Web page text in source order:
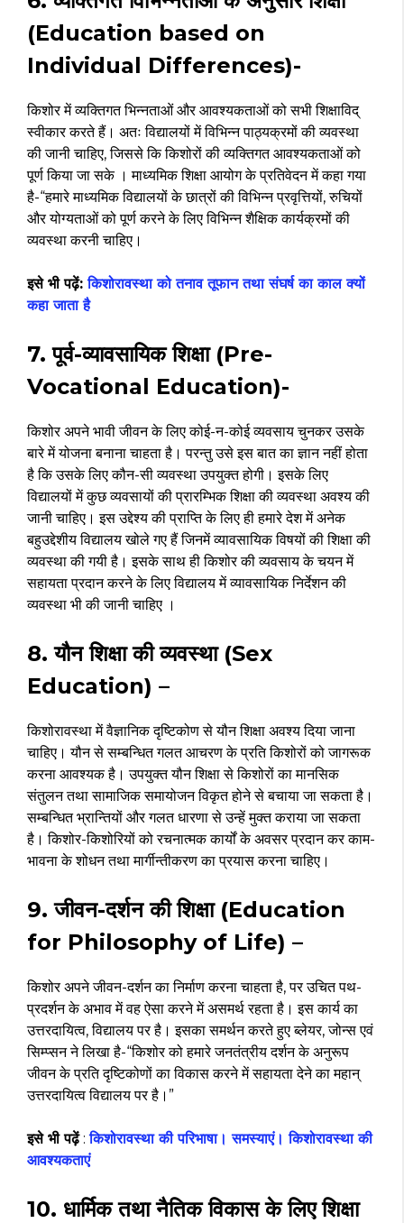
(Education based on
Individual Differences)-
किशोर में व्यक्तिगत भिन्नताओं और आवश्यकताओं को सभी शिक्षाविद्
स्वीकार करते हैं। अतः विद्यालयों में विभिन्न पाठ्यक्रमों की व्यवस्था
की जानी चाहिए, जिससे कि किशोरों की व्यक्तिगत आवश्यकताओं को
पूर्ण किया जा सके । माध्यमिक शिक्षा आयोग के प्रतिवेदन में कहा गया
है-“हमारे माध्यमिक विद्यालयों के छात्रों की विभिन्न प्रवृत्तियों, रुचियों
और योग्यताओं को पूर्ण करने के लिए विभिन्न शैक्षिक कार्यक्रमों की
व्यवस्था करनी चाहिए।
इसे भी पढ़ें: किशोरावस्था को तनाव तूफान तथा संघर्ष का काल क्यों
कहा जाता है
7. पूर्व-व्यावसायिक शिक्षा (Pre-
Vocational Education)-
किशोर अपने भावी जीवन के लिए कोई-न-कोई व्यवसाय चुनकर उसके
बारे में योजना बनाना चाहता है। परन्तु उसे इस बात का ज्ञान नहीं होता
है कि उसके लिए कौन-सी व्यवस्था उपयुक्त होगी। इसके लिए
विद्यालयों में कुछ व्यवसायों की प्रारम्भिक शिक्षा की व्यवस्था अवश्य की
जानी चाहिए। इस उद्देश्य की प्राप्ति के लिए ही हमारे देश में अनेक
बहुउद्देशीय विद्यालय खोले गए हैं जिनमें व्यावसायिक विषयों की शिक्षा की
व्यवस्था की गयी है। इसके साथ ही किशोर की व्यवसाय के चयन में
सहायता प्रदान करने के लिए विद्यालय में व्यावसायिक निर्देशन की
व्यवस्था भी की जानी चाहिए ।
8. यौन शिक्षा की व्यवस्था (Sex
Education) –
किशोरावस्था में वैज्ञानिक दृष्टिकोण से यौन शिक्षा अवश्य दिया जाना
चाहिए। यौन से सम्बन्धित गलत आचरण के प्रति किशोरों को जागरूक
करना आवश्यक है। उपयुक्त यौन शिक्षा से किशोरों का मानसिक
संतुलन तथा सामाजिक समायोजन विकृत होने से बचाया जा सकता है।
सम्बन्धित भ्रान्तियों और गलत धारणा से उन्हें मुक्त कराया जा सकता
है। किशोर-किशोरियों को रचनात्मक कार्यों के अवसर प्रदान कर काम-
भावना के शोधन तथा मार्गीन्तीकरण का प्रयास करना चाहिए।
9. जीवन-दर्शन की शिक्षा (Education
for Philosophy of Life) –
किशोर अपने जीवन-दर्शन का निर्माण करना चाहता है, पर उचित पथ-
प्रदर्शन के अभाव में वह ऐसा करने में असमर्थ रहता है। इस कार्य का
उत्तरदायित्व, विद्यालय पर है। इसका समर्थन करते हुए ब्लेयर, जोन्स एवं
सिम्प्सन ने लिखा है-“किशोर को हमारे जनतंत्रीय दर्शन के अनुरूप
जीवन के प्रति दृष्टिकोणों का विकास करने में सहायता देने का महान्
उत्तरदायित्व विद्यालय पर है।”
इसे भी पढ़ें:किशोरावस्था की परिभाषा। समस्याएं। किशोरावस्था की
आवश्यकताएं
10. धार्मिक तथा नैतिक विकास के लिए शिक्षा